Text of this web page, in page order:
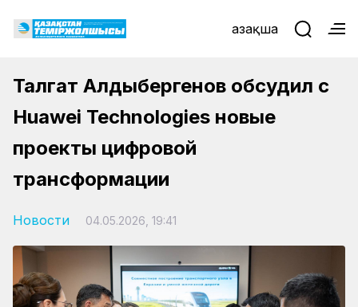
Қазақша
Талгат Алдыбергенов обсудил с
Huawei Technologies новые
проекты цифровой
трансформации
Новости 04.05.2026, 19:41